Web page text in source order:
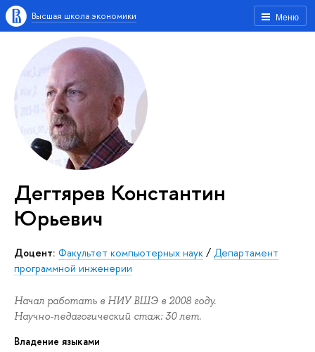
Меню
Высшая школа экономики
Дегтярев Константин
Юрьевич
Доцент: Факультет компьютерных наук / Департамент
программной инженерии
Начал работать в НИУ ВШЭ в 2008 году.
Научно-педагогический стаж: 30 лет.
Владение языками